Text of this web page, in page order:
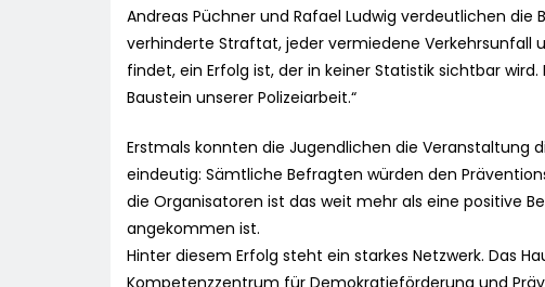
Andreas Püchner und Rafael Ludwig verdeutlichen die
verhinderte Straftat, jeder vermiedene Verkehrsunfall
findet, ein Erfolg ist, der in keiner Statistik sichtbar
Baustein unserer Polizeiarbeit.“
Erstmals konnten die Jugendlichen die Veranstaltung
eindeutig: Sämtliche Befragten würden den
die Organisatoren ist das weit mehr als eine positive
angekommen ist.
Hinter diesem Erfolg steht ein starkes Netzwerk. Das